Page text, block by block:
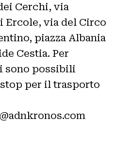
Cerchi, via
Ercole, via del Circo
piazza Albania
Cestia. Per
sono possibili
per il trasporto